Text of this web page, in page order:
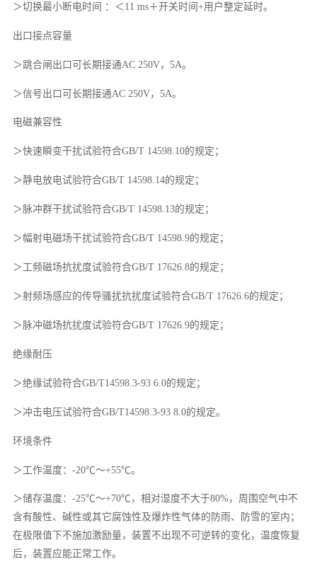
＞切换最小断电时间 ：＜11 ms＋开关时间+用户整定延时。
出口接点容量
＞跳合闸出口可长期接通AC 250V，5A。
＞信号出口可长期接通AC 250V，5A。
电磁兼容性
＞快速瞬变干扰试验符合GB/T 14598.10的规定；
＞静电放电试验符合GB/T 14598.14的规定；
＞脉冲群干扰试验符合GB/T 14598.13的规定；
＞幅射电磁场干扰试验符合GB/T 14598.9的规定；
＞工频磁场抗扰度试验符合GB/T 17626.8的规定；
＞射频场感应的传导骚扰抗扰度试验符合GB/T 17626.6的规定；
＞脉冲磁场抗扰度试验符合GB/T 17626.9的规定；
绝缘耐压
＞绝缘试验符合GB/T14598.3-93 6.0的规定；
＞冲击电压试验符合GB/T14598.3-93 8.0的规定。
环境条件
＞工作温度：-20℃～+55℃。
＞储存温度：-25℃～+70℃，相对湿度不大于80%，周围空气中不
含有酸性、碱性或其它腐蚀性及爆炸性气体的防雨、防雪的室内；
在极限值下不施加激励量，装置不出现不可逆转的变化，温度恢复
后，装置应能正常工作。